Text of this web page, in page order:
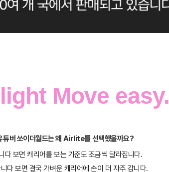
Move easy.
튜버 쏘이더월드는 왜 Airlite를 선택했을까요?
다 보면 캐리어를 보는 기준도 조금씩 달라집니다.
다 보면 결국 가벼운 캐리어에 손이 더 자주 갑니다.